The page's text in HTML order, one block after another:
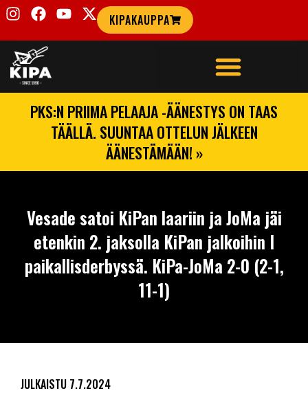
KIPAKAUPPA
PKS:N PRIIMA PELAAJA -ÄÄNESTYS ON TAAS
TÄÄLLÄ. SUUNTAA OTTELUN JÄLKEEN
ÄÄNESTÄMÄÄN! »
Vesade satoi KiPan laariin ja JoMa jäi
etenkin 2. jaksolla KiPan jalkoihin I
paikallisderbyssä. KiPa-JoMa 2-0 (2-1,
11-1)
JULKAISTU 7.7.2024